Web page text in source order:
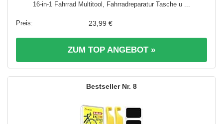
16-in-1 Fahrrad Multitool, Fahrradreparatur Tasche u ...
23,99 €
ZUM TOP ANGEBOT »
8